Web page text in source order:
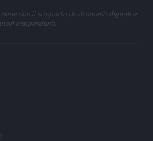
con il supporto di strumenti digitali e
indipendenti.